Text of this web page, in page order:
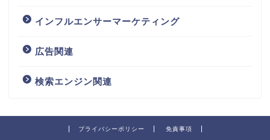
インフルエンサーマーケティング
広告関連
検索エンジン関連
プライバシーポリシー 免責事項